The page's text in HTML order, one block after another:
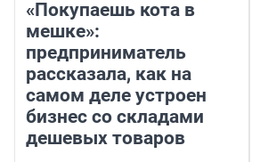
«Покупаешь кота в
мешке»:
предприниматель
рассказала, как на
самом деле устроен
бизнес со складами
дешевых товаров